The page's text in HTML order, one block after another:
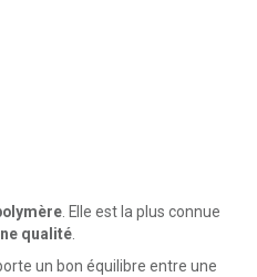
. Elle est la plus connue
qualité.
un bon équilibre entre une